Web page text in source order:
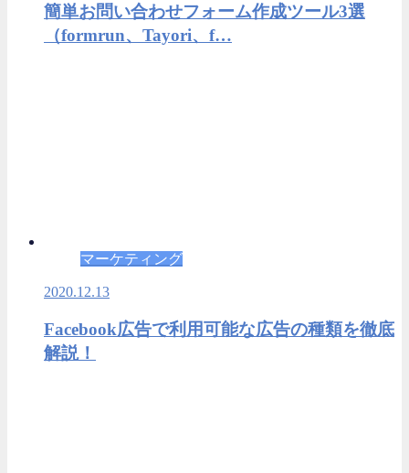
簡単お問い合わせフォーム作成ツール3選
（formrun、Tayori、f…
マーケティング
2020.12.13
Facebook広告で利用可能な広告の種類を徹底
解説！